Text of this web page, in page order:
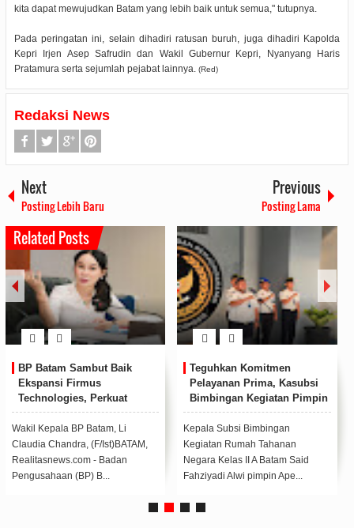
kita dapat mewujudkan Batam yang lebih baik untuk semua," tutupnya.
Pada peringatan ini, selain dihadiri ratusan buruh, juga dihadiri Kapolda
Kepri Irjen Asep Safrudin dan Wakil Gubernur Kepri, Nyanyang Haris
Pratamura serta sejumlah pejabat lainnya.
(Red)
Redaksi News
Next
Posting Lebih Baru
Previous
Posting Lama
Related Posts
BP Batam Sambut Baik
Ekspansi Firmus
Technologies, Perkuat
Posisi Batam sebagai Hub
Infrastruktur AI Regional
Wakil Kepala BP Batam, Li
Claudia Chandra, (F/Ist)BATAM,
Realitasnews.com - Badan
Pengusahaan (BP) B...
Teguhkan Komitmen
Pelayanan Prima, Kasubsi
Bimbingan Kegiatan Pimpin
Apel Pagi Rutan Batam
Kepala Subsi Bimbingan
Kegiatan Rumah Tahanan
Negara Kelas II A Batam Said
Fahziyadi Alwi pimpin Ape...